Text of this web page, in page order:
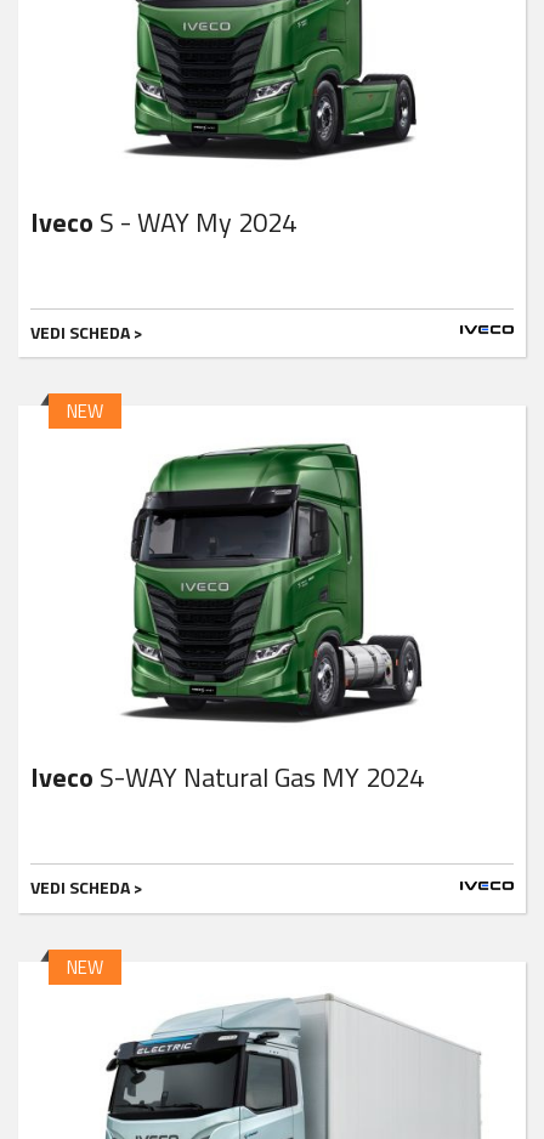
Iveco S - WAY My 2024
VEDI SCHEDA >
NEW
Iveco S-WAY Natural Gas MY 2024
VEDI SCHEDA >
NEW